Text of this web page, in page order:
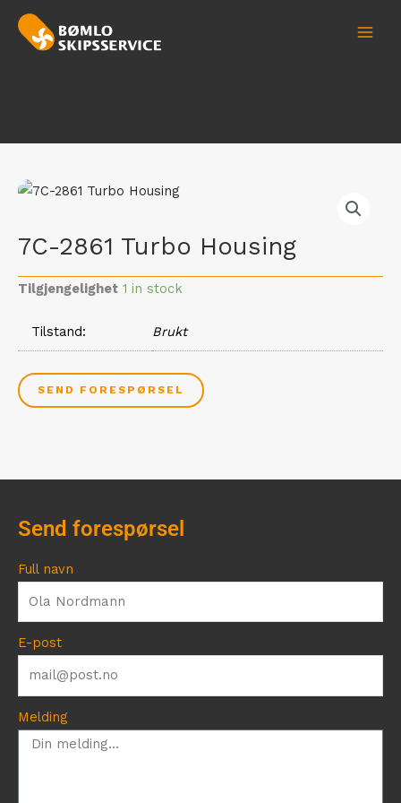
Hopp
rett
7C-2861 Turbo Housing
Tilgjengelighet 1 in stock
Tilstand Brukt
SEND FORESPØRSEL
Send forespørsel
Full navn
E-post
Melding